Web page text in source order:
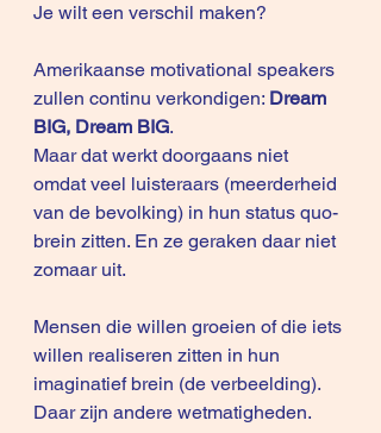
Je wilt een verschil maken?
Amerikaanse motivational speakers
zullen continu verkondigen: Dream
BIG, Dream BIG.
Maar dat werkt doorgaans niet
omdat veel luisteraars (meerderheid
van de bevolking) in hun status quo-
brein zitten. En ze geraken daar niet
zomaar uit.
Mensen die willen groeien of die iets
willen realiseren zitten in hun
imaginatief brein (de verbeelding).
Daar zijn andere wetmatigheden.